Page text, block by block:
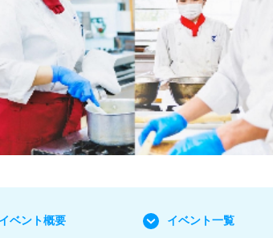
イベント概要 イベント一覧